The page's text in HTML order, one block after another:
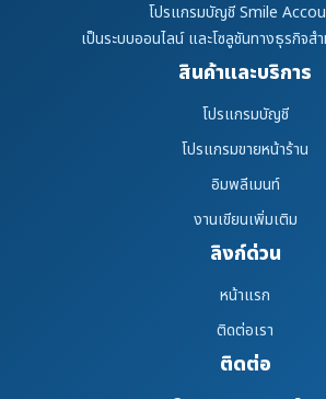
โปรแกรมบัญชี Smile
เป็นระบบออนไลน์ และโซลูชันทางธุรกิจส
สินค้าและบริการ
โปรแกรมบัญชี
โปรแกรมขายหน้าร้าน
อิมพลีเมนท์
งานเขียนเพิ่มเติม
ลิงก์ด่วน
หน้าแรก
ติดต่อเรา
ติดต่อ